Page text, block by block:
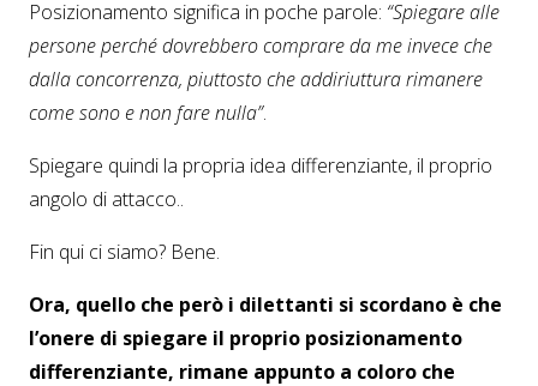
Posizionamento significa in poche parole: “Spiegare alle
persone perché dovrebbero comprare da me invece che
dalla concorrenza, piuttosto che addiriuttura rimanere
come sono e non fare nulla”.
Spiegare quindi la propria idea differenziante, il proprio
angolo di attacco..
Fin qui ci siamo? Bene.
Ora, quello che però i dilettanti si scordano è che
l’onere di spiegare il proprio posizionamento
differenziante, rimane appunto a coloro che